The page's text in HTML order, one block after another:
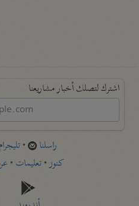
اشترك لتصلك أخبار مشاريعنا
راسلنا •تليجرام
كنوز•تعليمات •